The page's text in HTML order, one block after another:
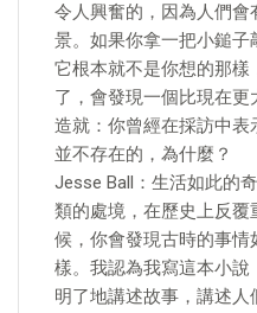
令人興奮的，因為人們
景。如果你拿一把小鎚子
它根本就不是你想的那
了，會發現一個比現在更
造就：你曾經在採訪中
並不存在的，為什麼？
Jesse Ball：生活如此的
類的處境，在歷史上反
候，你會發現古時的事
樣。我認為我寫這本小
明了地講述故事，講述